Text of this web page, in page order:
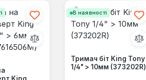
В наявності
Тримач біт King Tony
1/4" > 10мм (373202R)